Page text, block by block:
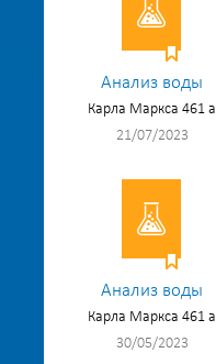
Анализ воды
Карла Маркса 461 а
21/07/2023
Анализ воды
Карла Маркса 461 а
30/05/2023